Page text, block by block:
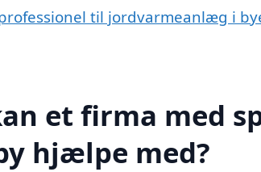
til jordvarmeanlæg i
et firma med
hjælpe med?